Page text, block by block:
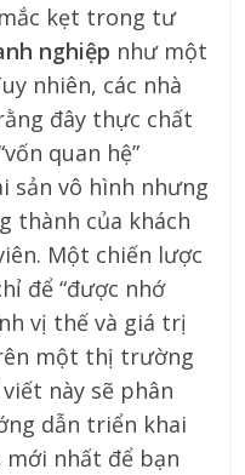
kẹt trong tư
nghiệp như một
nhiên, các nhà
đây thực chất
quan hệ”
sản vô hình nhưng
thành của khách
Một chiến lược
để “được nhớ
vị thế và giá trị
một thị trường
này sẽ phân
dẫn triển khai
mới nhất để bạn